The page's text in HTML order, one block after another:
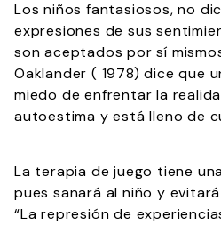
Los niños fantasiosos, no
expresiones de sus
son aceptados por sí
Oaklander ( 1978) dice que
miedo de enfrentar la
autoestima y está lleno de
La terapia de juego tiene
pues sanará al niño y
“La represión de